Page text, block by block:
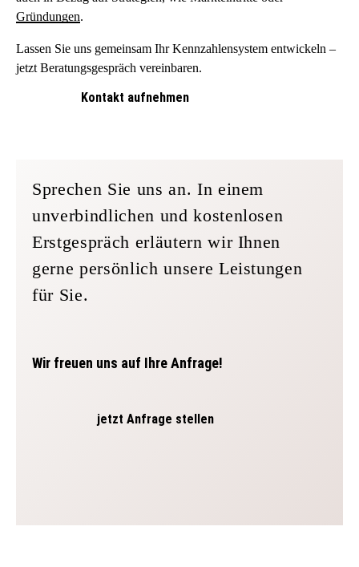
Gründungen.
Lassen Sie uns gemeinsam Ihr Kennzahlensystem entwickeln –
jetzt Beratungsgespräch vereinbaren.
Kontakt aufnehmen
Sprechen Sie uns an. In einem
unverbindlichen und kostenlosen
Erstgespräch erläutern wir Ihnen
gerne persönlich unsere Leistungen
für Sie.
Wir freuen uns auf Ihre Anfrage!
jetzt Anfrage stellen